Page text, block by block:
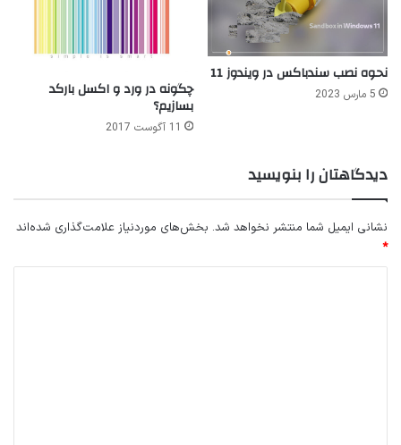
نحوه نصب سندباکس در ویندوز 11
5 مارس 2023 چگونه در ورد و اکسل بارکد
بسازیم؟
11 آگوست 2017
دیدگاهتان را بنویسید
نشانی ایمیل شما منتشر نخواهد شد. بخش‌های موردنیاز علامت‌گذاری شده‌اند
*